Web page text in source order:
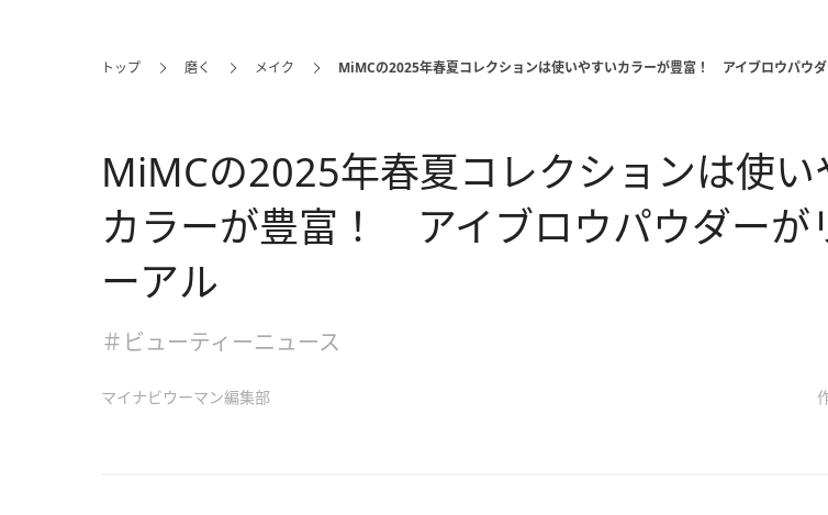
トップ 磨く メイク MiMCの2025年春夏コレクションは使いやすいカラーが豊富！ アイブロウパウ
MiMCの2025年春夏コレクションは使い
カラーが豊富！ アイブロウパウダーが
ーアル
＃ビューティーニュース
マイナビウーマン編集部